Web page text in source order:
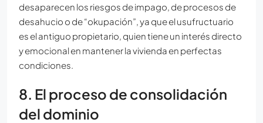
desaparecen los riesgos de impago, de procesos de
desahucio o de “okupación”, ya que el usufructuario
es el antiguo propietario, quien tiene un interés directo
y emocional en mantener la vivienda en perfectas
condiciones.
8. El proceso de consolidación
del dominio